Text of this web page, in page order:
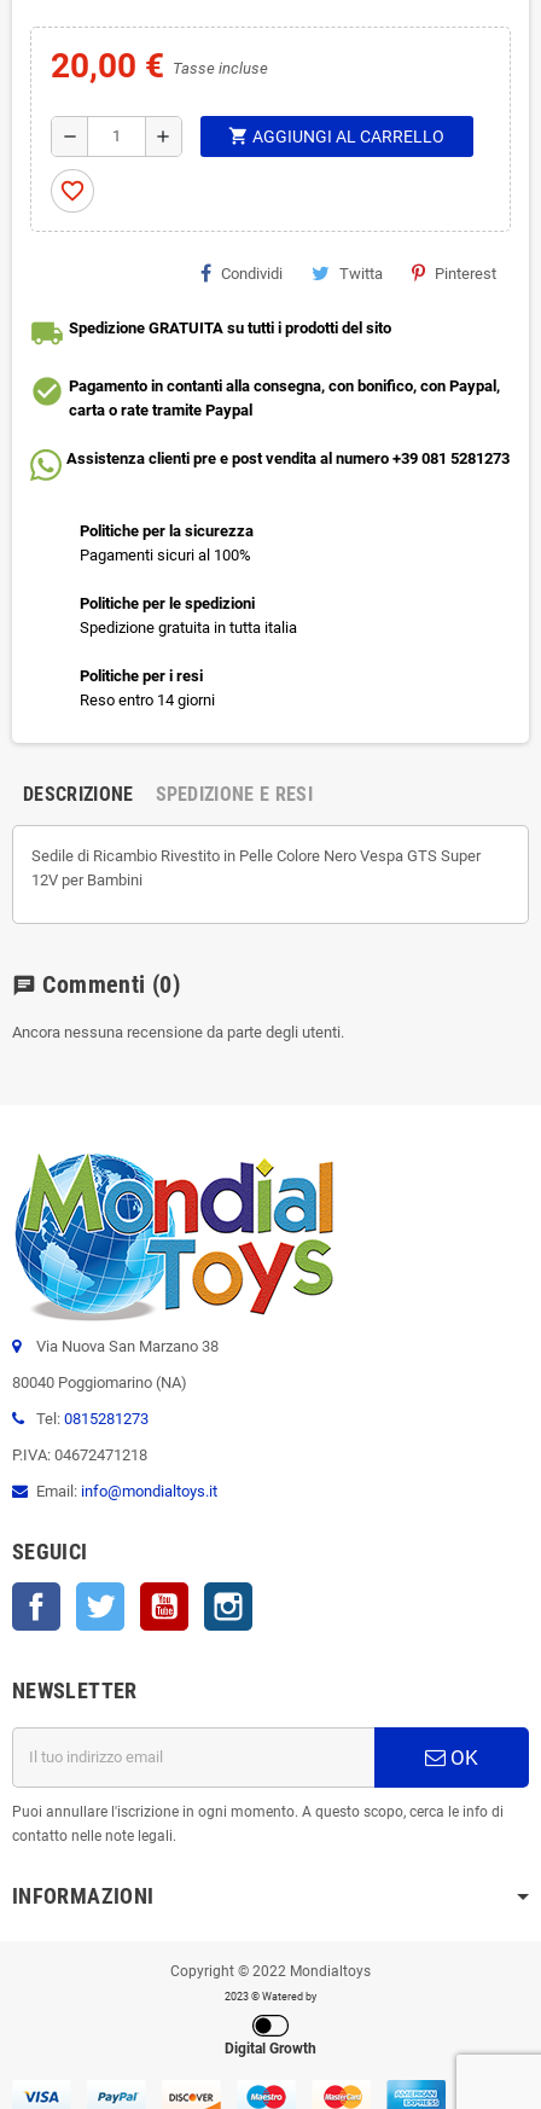
20,00 € Tasse incluse
remove add shopping_cart AGGIUNGI AL CARRELLO
favorite_border
Condividi Twitta Pinterest
local_shipping Spedizione GRATUITA su tutti i prodotti del sito
check_circle Pagamento in contanti alla consegna, con bonifico, con Paypal,
carta o rate tramite Paypal
Assistenza clienti pre e post vendita al numero +39 081 5281273
Politiche per la sicurezza
Pagamenti sicuri al 100%
Politiche per le spedizioni
Spedizione gratuita in tutta italia
Politiche per i resi
Reso entro 14 giorni
DESCRIZIONE SPEDIZIONE E RESI
Sedile di Ricambio Rivestito in Pelle Colore Nero Vespa GTS Super
12V per Bambini
chat Commenti (0)
Ancora nessuna recensione da parte degli utenti.
Via Nuova San Marzano 38
80040 Poggiomarino (NA)
Tel: 0815281273
P.IVA: 04672471218
Email: info@mondialtoys.it
SEGUICI
Facebook Twitter YouTube
NEWSLETTER
OK
Puoi annullare l'iscrizione in ogni momento. A questo scopo, cerca le info di
contatto nelle note legali.
INFORMAZIONI
Copyright © 2022 Mondialtoys
2023 © Watered by
Digital Growth